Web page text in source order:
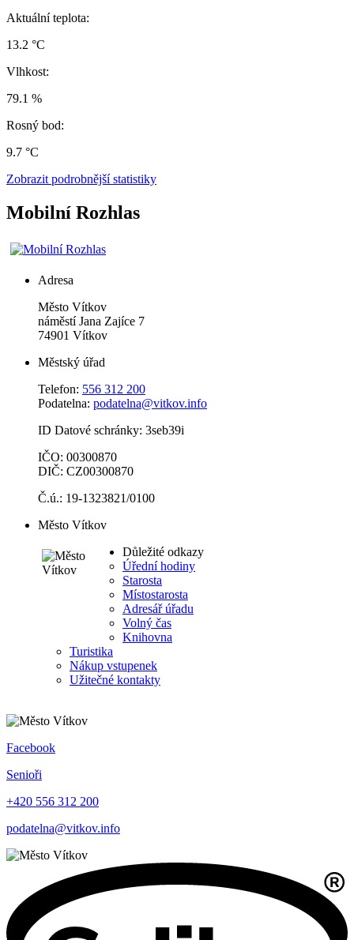
Aktuální teplota:
13.2 °C
Vlhkost:
79.1 %
Rosný bod:
9.7 °C
Zobrazit podrobnější statistiky
Mobilní Rozhlas
Adresa
Město Vítkov
náměstí Jana Zajíce 7
74901 Vítkov
Městský úřad
Telefon: 556 312 200
Podatelna: podatelna@vitkov.info
ID Datové schránky: 3seb39i
IČO: 00300870
DIČ: CZ00300870
Č.ú.: 19-1323821/0100
Město Vítkov
Důležité odkazy
Úřední hodiny
Starosta
Místostarosta
Adresář úřadu
Volný čas
Knihovna
Turistika
Nákup vstupenek
Užitečné kontakty
Facebook
Senioři
+420 556 312 200
podatelna@vitkov.info